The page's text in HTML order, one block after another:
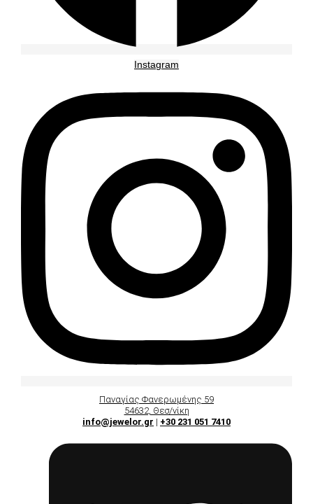
Instagram
Παναγίας Φανερωμένης 59
54632, Θεσ/νίκη
info@jewelor.gr | +30 231 051 7410